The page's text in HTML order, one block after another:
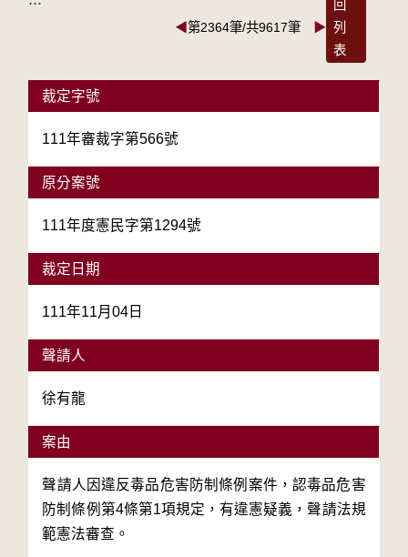
◀第2364筆/共9617筆 ▶
回
列
表
裁定字號
111年審裁字第566號
原分案號
111年度憲民字第1294號
裁定日期
111年11月04日
聲請人
徐有龍
案由
聲請人因違反毒品危害防制條例案件，認毒品危害
防制條例第4條第1項規定，有違憲疑義，聲請法規
範憲法審查。